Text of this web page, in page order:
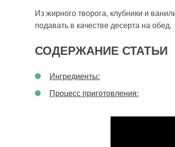
Из жирного творога, клубники и
подавать в качестве десерта на обед.
СОДЕРЖАНИЕ СТАТЬИ
Ингредиенты:
Процесс приготовления: